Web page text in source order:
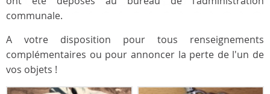
communale.
A votre disposition pour tous renseignements
complémentaires ou pour annoncer la perte de l'un de
vos objets !